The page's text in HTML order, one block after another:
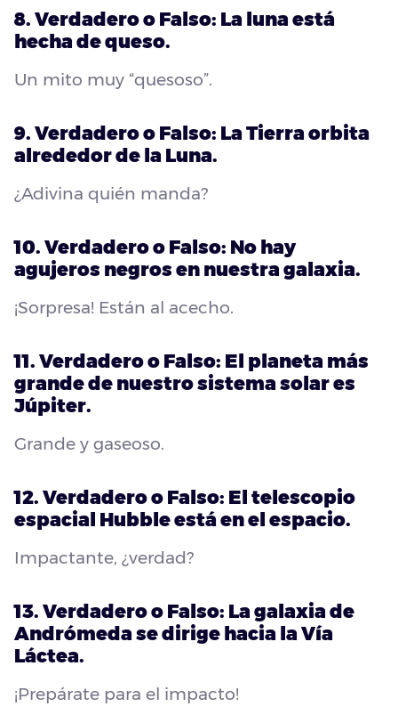
8. Verdadero o Falso: La luna está
hecha de queso.
Un mito muy “quesoso”.
9. Verdadero o Falso: La Tierra orbita
alrededor de la Luna.
¿Adivina quién manda?
10. Verdadero o Falso: No hay
agujeros negros en nuestra galaxia.
¡Sorpresa! Están al acecho.
11. Verdadero o Falso: El planeta más
grande de nuestro sistema solar es
Júpiter.
Grande y gaseoso.
12. Verdadero o Falso: El telescopio
espacial Hubble está en el espacio.
Impactante, ¿verdad?
13. Verdadero o Falso: La galaxia de
Andrómeda se dirige hacia la Vía
Láctea.
¡Prepárate para el impacto!